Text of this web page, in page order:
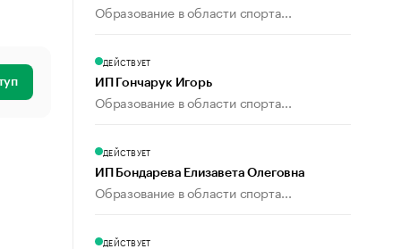
Образование в области спорта...
ДЕЙСТВУЕТ
ИП Гончарук Игорь
Образование в области спорта...
ДЕЙСТВУЕТ
ИП Бондарева Елизавета Олеговна
Образование в области спорта...
ДЕЙСТВУЕТ